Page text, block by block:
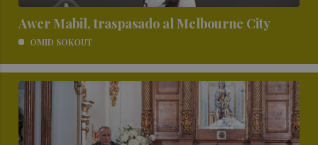
Awer Mabil, traspasado al Melbourne City
OMID SOKOUT